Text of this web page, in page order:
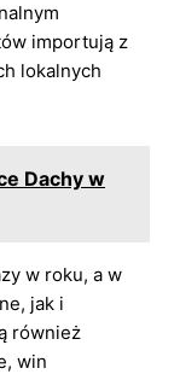
importują z
lokalnych
Dachy w
w roku, a w
jak i
również
win